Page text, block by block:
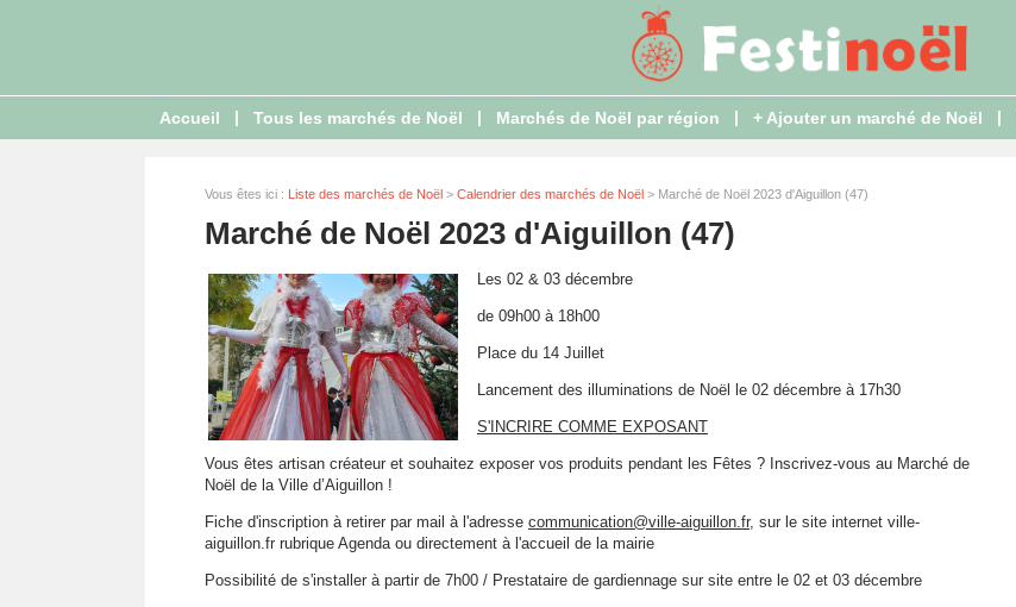
Accueil | Tous les marchés de Noël | Marchés de Noël par région | + Ajouter un marché de Noël |
Vous êtes ici : Liste des marchés de Noël > Calendrier des marchés de Noël > Marché de Noël 2023 d'Aiguillon (47)
Marché de Noël 2023 d'Aiguillon (47)
Les 02 & 03 décembre
de 09h00 à 18h00
Place du 14 Juillet
Lancement des illuminations de Noël le 02 décembre à 17h30
S'INCRIRE COMME EXPOSANT
Vous êtes artisan créateur et souhaitez exposer vos produits pendant les Fêtes ? Inscrivez-vous au Marché de
Noël de la Ville d’Aiguillon !
Fiche d'inscription à retirer par mail à l'adresse communication@ville-aiguillon.fr, sur le site internet ville-
aiguillon.fr rubrique Agenda ou directement à l'accueil de la mairie
Possibilité de s'installer à partir de 7h00 / Prestataire de gardiennage sur site entre le 02 et 03 décembre